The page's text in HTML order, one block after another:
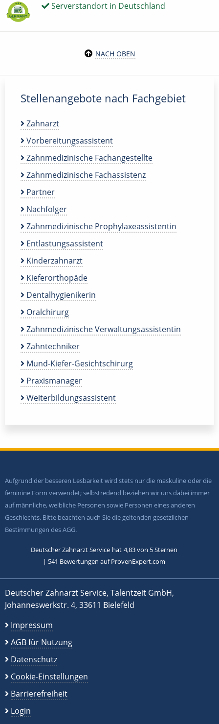
Serverstandort in Deutschland
NACH OBEN
Stellenangebote nach Fachgebiet
Zahnarzt
Vorbereitungsassistent
Zahnmedizinische Fachangestellte
Zahnmedizinische Fachassistenz
Partner
Nachfolger
Zahnmedizinische Prophylaxeassistentin
Entlastungsassistent
Kinderzahnarzt
Kieferorthopäde
Dentalhygienikerin
Oralchirurg
Zahnmedizinische Verwaltungsassistentin
Zahntechniker
Mund-Kiefer-Gesichtschirurg
Praxismanager
Weiterbildungsassistent
Aufgrund der besseren Lesbarkeit wird stets nur die maskuline oder die
feminine Form verwendet; selbstredend beziehen wir uns dabei immer
auf männliche, weibliche Personen sowie Personen eines anderen
Geschlechts. Bitte beachten auch Sie die geltenden gesetzlichen
Bestimmungen des AGG.
Deutscher Zahnarzt Service hat 4,83von 5Sternen
| 541 Bewertungen auf ProvenExpert.com
Deutscher Zahnarzt Service, Talentzeit GmbH,
Johanneswerkstr. 4, 33611 Bielefeld
Impressum
AGB für Nutzung
Datenschutz
Cookie-Einstellungen
Barrierefreiheit
Login